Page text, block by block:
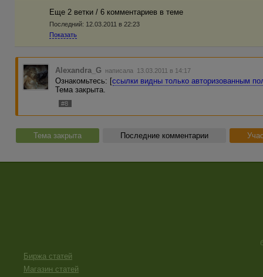
Еще 2 ветки / 6 комментариев в темe
Последний: 12.03.2011 в 22:23
Показать
Alexandra_G написала 13.03.2011 в 14:17
Ознакомьтесь: [ссылки видны только авторизованным
Тема закрыта.
#8
Тема закрыта Последние комментарии
Биржа статей
Магазин статей